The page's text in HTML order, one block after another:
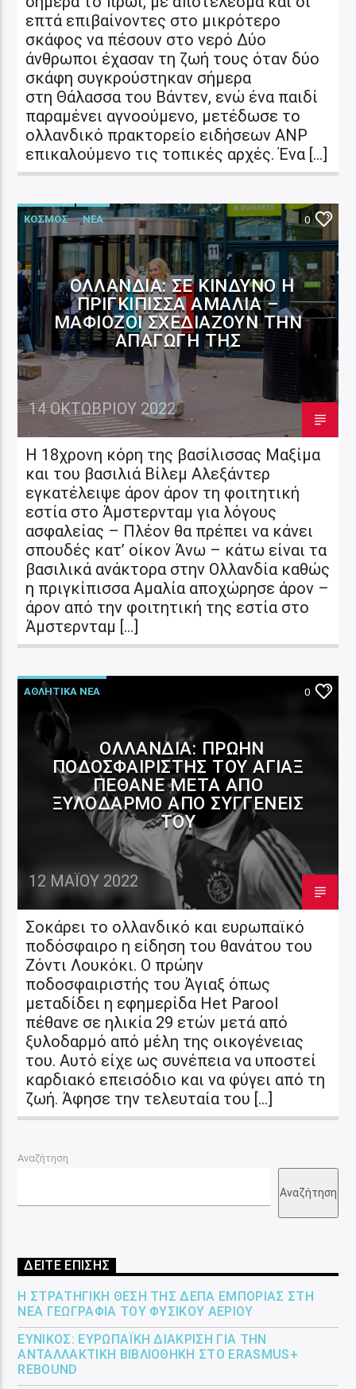
επτά επιβαίνοντες στο μικρότερο
σκάφος να πέσουν στο νερό Δύο
άνθρωποι έχασαν τη ζωή τους όταν δύο
σκάφη συγκρούστηκαν σήμερα
στη Θάλασσα του Βάντεν, ενώ ένα παιδί
παραμένει αγνοούμενο, μετέδωσε το
ολλανδικό πρακτορείο ειδήσεων ANP
επικαλούμενο τις τοπικές αρχές. Ένα […]
ΚΟΣΜΟΣ ΝΕΑ 0
ΟΛΛΑΝΔΊΑ: ΣΕ ΚΊΝΔΥΝΟ Η
ΠΡΙΓΚΊΠΙΣΣΑ ΑΜΑΛΊΑ –
ΜΑΦΙΌΖΟΙ ΣΧΕΔΙΆΖΟΥΝ ΤΗΝ
ΑΠΑΓΩΓΉ ΤΗΣ
14 ΟΚΤΩΒΡΊΟΥ 2022
Η 18χρονη κόρη της βασίλισσας Μαξίμα
και του βασιλιά Βίλεμ Αλεξάντερ
εγκατέλειψε άρον άρον τη φοιτητική
εστία στο Άμστερνταμ για λόγους
ασφαλείας – Πλέον θα πρέπει να κάνει
σπουδές κατ’ οίκον Άνω – κάτω είναι τα
βασιλικά ανάκτορα στην Ολλανδία καθώς
η πριγκίπισσα Αμαλία αποχώρησε άρον –
άρον από την φοιτητική της εστία στο
Άμστερνταμ […]
ΑΘΛΗΤΙΚΑ ΝΕΑ 0
ΟΛΛΑΝΔΊΑ: ΠΡΏΗΝ
ΠΟΔΟΣΦΑΙΡΙΣΤΉΣ ΤΟΥ ΆΓΙΑΞ
ΠΈΘΑΝΕ ΜΕΤΆ ΑΠΌ
ΞΥΛΟΔΑΡΜΌ ΑΠΌ ΣΥΓΓΕΝΕΊΣ
ΤΟΥ
12 ΜΑΪ́ΟΥ 2022
Σοκάρει το ολλανδικό και ευρωπαϊκό
ποδόσφαιρο η είδηση του θανάτου του
Ζόντι Λουκόκι. Ο πρώην
ποδοσφαιριστής του Άγιαξ όπως
μεταδίδει η εφημερίδα Het Parool
πέθανε σε ηλικία 29 ετών μετά από
ξυλοδαρμό από μέλη της οικογένειας
του. Αυτό είχε ως συνέπεια να υποστεί
καρδιακό επεισόδιο και να φύγει από τη
ζωή. Άφησε την τελευταία του […]
Αναζήτηση
Αναζήτηση
ΔΕΙΤΕ ΕΠΙΣΗΣ
Η ΣΤΡΑΤΗΓΙΚΉ ΘΈΣΗ ΤΗΣ ΔΕΠΑ ΕΜΠΟΡΊΑΣ ΣΤΗ
ΝΈΑ ΓΕΩΓΡΑΦΊΑ ΤΟΥ ΦΥΣΙΚΟΎ ΑΕΡΊΟΥ
ΕΎΝΙΚΟΣ: ΕΥΡΩΠΑΪΚΉ ΔΙΆΚΡΙΣΗ ΓΙΑ ΤΗΝ
ΑΝΤΑΛΛΑΚΤΙΚΉ ΒΙΒΛΙΟΘΉΚΗ ΣΤΟ ERASMUS+
REBOUND